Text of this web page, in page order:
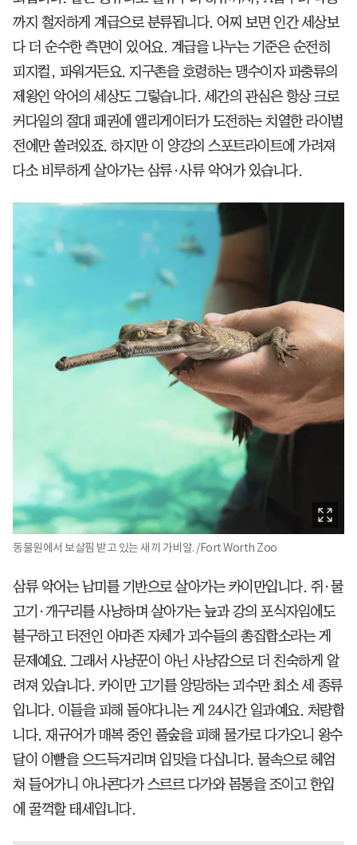
까지 철저하게 계급으로 분류됩니다. 어찌 보면 인간 세상보
다 더 순수한 측면이 있어요. 계급을 나누는 기준은 순전히
피지컬, 파워거든요. 지구촌을 호령하는 맹수이자 파충류의
제왕인 악어의 세상도 그렇습니다. 세간의 관심은 항상 크로
커다일의 절대 패권에 앨리게이터가 도전하는 치열한 라이벌
전에만 쏠려있죠. 하지만 이 양강의 스포트라이트에 가려져
다소 비루하게 살아가는 삼류·사류 악어가 있습니다.
동물원에서 보살핌 받고 있는 새끼 가비알. /Fort Worth Zoo
삼류 악어는 남미를 기반으로 살아가는 카이만입니다. 쥐·물
고기·개구리를 사냥하며 살아가는 늪과 강의 포식자임에도
불구하고 터전인 아마존 자체가 괴수들의 총집합소라는 게
문제예요. 그래서 사냥꾼이 아닌 사냥감으로 더 친숙하게 알
려져 있습니다. 카이만 고기를 앙망하는 괴수만 최소 세 종류
입니다. 이들을 피해 돌아다니는 게 24시간 일과예요. 처량합
니다. 재규어가 매복 중인 풀숲을 피해 물가로 다가오니 왕수
달이 이빨을 으드득거리며 입맛을 다십니다. 물속으로 헤엄
쳐 들어가니 아나콘다가 스르르 다가와 몸통을 조이고 한입
에 꿀꺽할 태세입니다.